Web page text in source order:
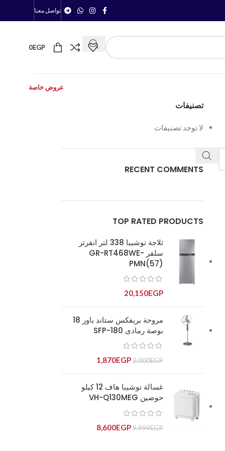
تواصل معنا
0EGP
عروض خاصة
تصنيفات
لا توجد تصنيفات
RECENT COMMENTS
TOP RATED PRODUCTS
ثلاجة توشيبا 338 لتر انفرتر
سلفر GR-RT468WE-
PMN(57)
20,150EGP
مروحة بريفكس ستاند باور 18
بوصة رمادى SFP-180
2,000EGP
1,870EGP
غسالة توشيبا هاف 12 كيلو
حوضين VH-Q130MEG
9,999EGP
8,600EGP